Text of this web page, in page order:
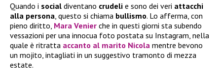
Quando i social diventano crudeli e sono dei veri attacchi
alla persona, questo si chiama bullismo. Lo afferma, con
pieno diritto, Mara Venier che in questi giorni sta subendo
vessazioni per una innocua foto postata su Instagram, nella
quale è ritratta accanto al marito Nicola mentre bevono
un mojito, intagliati in un suggestivo tramonto di mezza
estate.